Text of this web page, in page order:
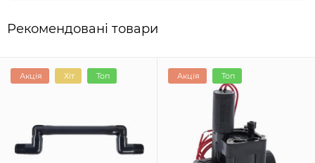
Рекомендовані товари
Акція Хіт Топ Акція Топ